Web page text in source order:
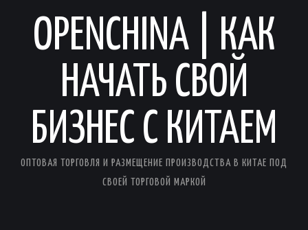
OPENCHINA | КАК
НАЧАТЬ СВОЙ
БИЗНЕС С КИТАЕМ
ОПТОВАЯ ТОРГОВЛЯ И РАЗМЕЩЕНИЕ ПРОИЗВОДСТВА В КИТАЕ ПОД
СВОЕЙ ТОРГОВОЙ МАРКОЙ